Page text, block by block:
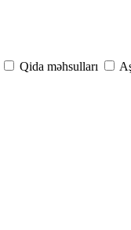
Qida məhsulları